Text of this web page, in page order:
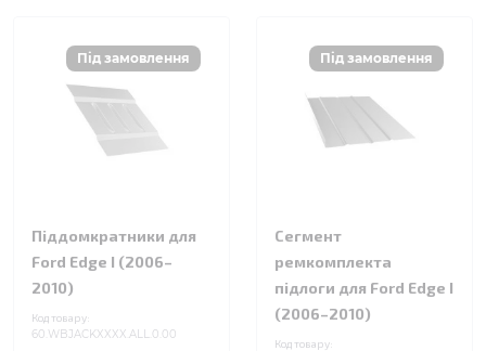
Піддомкратники для
Ford Edge I (2006–
2010)
Код товару:
60.WBJACKXXXX.ALL.0.00
Сегмент
ремкомплекта
підлоги для Ford Edge I
(2006–2010)
Код товару: